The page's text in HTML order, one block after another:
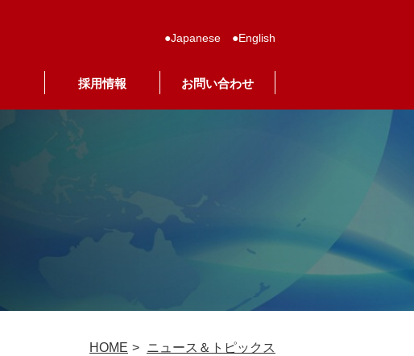
Japanese English
採用情報 お問い合わせ
HOME ニュース＆トピックス